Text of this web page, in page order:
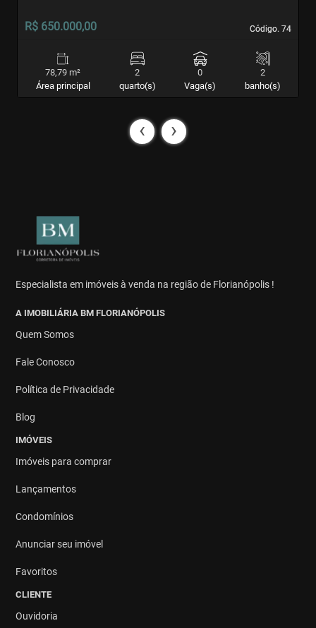
Código. 74
Código. 74
R$ 650.000,00
78,79 m²
Área principal
2
quarto(s)
0
Vaga(s)
2
banho(s)
‹ ›
Especialista em imóveis à venda na região de Florianópolis !
A IMOBILIÁRIA BM FLORIANÓPOLIS
Quem Somos
Fale Conosco
Política de Privacidade
Blog
IMÓVEIS
Imóveis para comprar
Lançamentos
Condomínios
Anunciar seu imóvel
Favoritos
CLIENTE
Ouvidoria